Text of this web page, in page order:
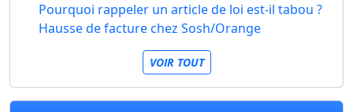
Pourquoi rappeler un article de loi est-il tabou ?
Hausse de facture chez Sosh/Orange
VOIR TOUT